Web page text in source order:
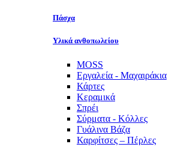
Πάσχα
Υλικά ανθοπωλείου
MOSS
Εργαλεία - Μαχαιράκια
Κάρτες
Κεραμικά
Σπρέι
Σύρματα - Κόλλες
Γυάλινα Βάζα
Καρφίτσες – Πέρλες